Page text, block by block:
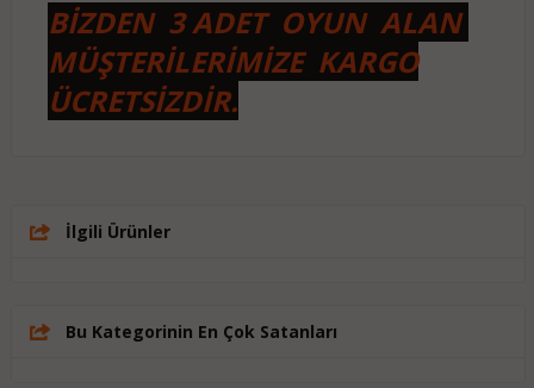
BİZDEN 3 ADET OYUN ALAN
MÜŞTERİLERİMİZE KARGO
ÜCRETSİZDİR.
İlgili Ürünler
Bu Kategorinin En Çok Satanları